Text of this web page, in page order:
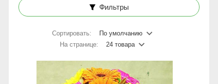
Фильтры
Сортировать:
По умолчанию
На странице:
24 товара